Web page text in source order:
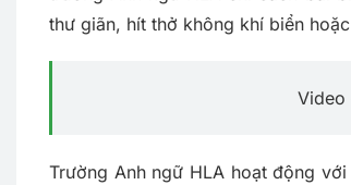
thư giãn, hít thở không khí biển
Video
Trường Anh ngữ HLA hoạt động